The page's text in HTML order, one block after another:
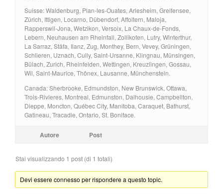
Suisse: Waldenburg, Plan-les-Ouates, Arlesheim, Greifensee,
Zürich, Ittigen, Locarno, Dübendorf, Affoltern, Maloja,
Rapperswil-Jona, Wetzikon, Versoix, La Chaux-de-Fonds,
Lebern, Neuhausen am Rheinfall, Zollikofen, Lutry, Winterthur,
La Sarraz, Stäfa, Ilanz, Zug, Monthey, Bern, Vevey, Grüningen,
Schlieren, Uznach, Cully, Saint-Ursanne, Klingnau, Münsingen,
Bülach, Zurich, Rheinfelden, Wettingen, Kreuzlingen, Gossau,
Wil, Saint-Maurice, Thônex, Lausanne, Münchenstein.
Canada: Sherbrooke, Edmundston, New Brunswick, Ottawa,
Trois-Rivieres, Montreal, Edmunston, Dalhousie, Campbellton,
Dieppe, Moncton, Québec City, Manitoba, Caraquet, Bathurst,
Gatineau, Tracadie, Ontario, St. Boniface.
Autore Post
Stai visualizzando 1 post (di 1 totali)
Devi essere connesso per rispondere a questo topic.